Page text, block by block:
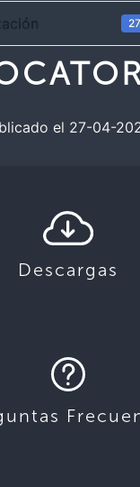
el 27-04-
Descargas